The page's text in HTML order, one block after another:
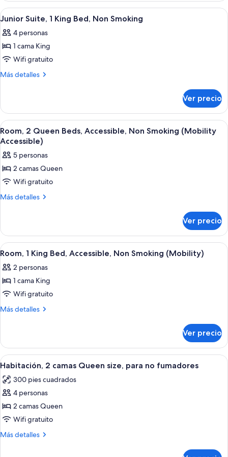
para
personas
discapacitadas
(Family,
Mobility)
habitación,
acceso
para
discapacitadas
(Family,
Abrir
todas
las
fotos
de
Junior
King
Bed,
Non
Smoking
Una habitación de hotel con una
2
Junior Suite, 1 King Bed, Non Smoking
4 personas
1 cama King
Wifi gratuito
Más detalles
Más
Suite,
King
Bed,
Smoking
Ver precio
Abrir
todas
las
fotos
de
Room,
2
Accessible,
Non
Smoking
(Mobility
Accessible)
Una habitación de hotel con una
1
Room, 2 Queen Beds, Accessible, Non Smoking (Mobility
Accessible)
5 personas
2 camas Queen
Wifi gratuito
Más detalles
Más
2
Queen
Beds,
Non
Smoking
Accessible)
Ver precio
Abrir
todas
las
fotos
de
Room,
Bed,
Accessible,
Non
Smoking
(Mobility)
Una habitación de hotel con una
3
Room, 1 King Bed, Accessible, Non Smoking (Mobility)
2 personas
1 cama King
Wifi gratuito
Más detalles
Más
1
King
Bed,
Non
Smoking
Ver precio
Abrir
todas
las
fotos
de
Habitación,
2
Habitación de hotel con dos camas,
4
Habitación, 2 camas Queen size, para no fumadores
300 pies cuadrados
4 personas
2 camas Queen
Wifi gratuito
Más detalles
Más